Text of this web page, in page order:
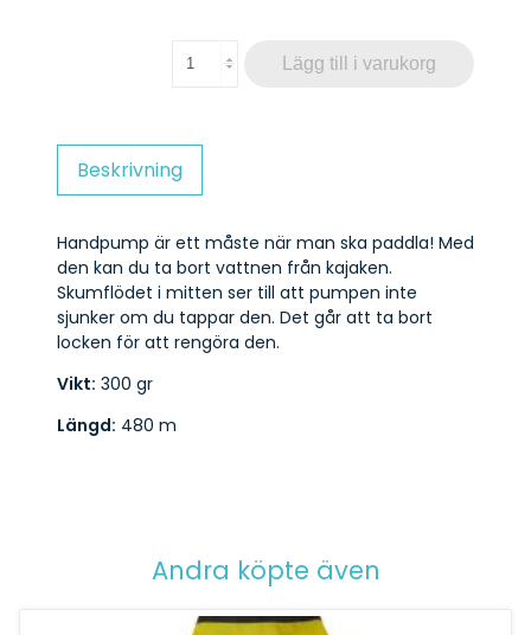
Lägg till i varukorg
Beskrivning
Handpump är ett måste när man ska paddla! Med
den kan du ta bort vattnen från kajaken.
Skumflödet i mitten ser till att pumpen inte
sjunker om du tappar den. Det går att ta bort
locken för att rengöra den.
Vikt: 300 gr
Längd: 480 m
Andra köpte även